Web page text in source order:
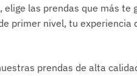
las prendas que más te
primer nivel, tu experiencia
prendas de alta